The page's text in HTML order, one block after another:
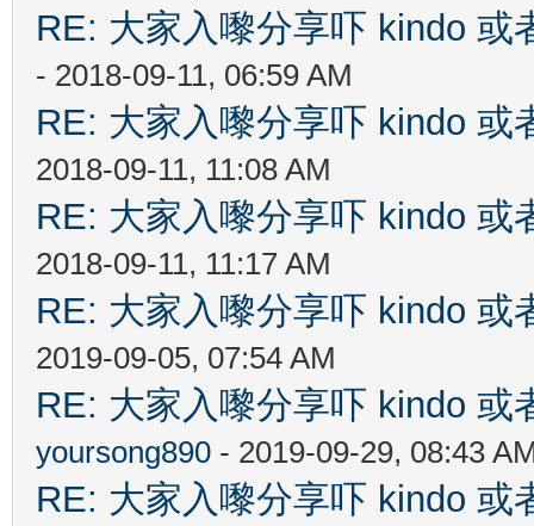
RE: 大家入嚟分享吓 kindo 或
- 2018-09-11, 06:59 AM
RE: 大家入嚟分享吓 kindo 或
2018-09-11, 11:08 AM
RE: 大家入嚟分享吓 kindo 或
2018-09-11, 11:17 AM
RE: 大家入嚟分享吓 kindo 或
2019-09-05, 07:54 AM
RE: 大家入嚟分享吓 kindo 或
yoursong890 - 2019-09-29, 08:43
RE: 大家入嚟分享吓 kindo 或